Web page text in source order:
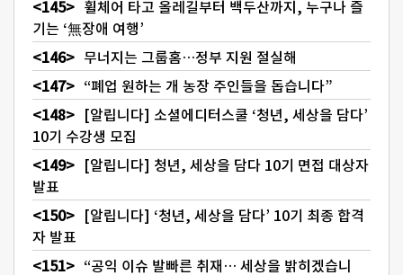
휠체어 타고 올레길부터 백두산까지, 누구나 즐
기는 ‘無장애 여행’
무너지는 그룹홈…정부 지원 절실해
“폐업 원하는 개 농장 주인들을 돕습니다”
[알립니다] 소셜에디터스쿨 ‘청년, 세상을 담다’
10기 수강생 모집
[알립니다] 청년, 세상을 담다 10기 면접 대상자
발표
[알립니다] ‘청년, 세상을 담다’ 10기 최종 합격
자 발표
“공익 이슈 발빠른 취재… 세상을 밝히겠습니